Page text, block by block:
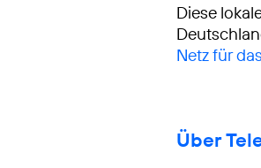
Diese
Netz für
Über